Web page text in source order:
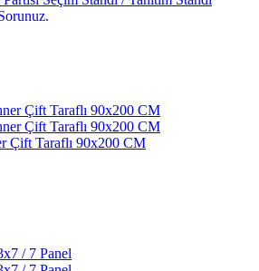
Çift Taraflı 90x200 CM